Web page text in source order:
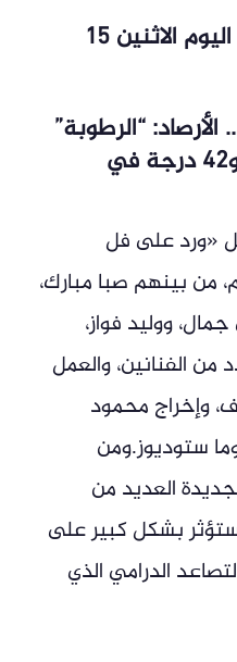
أسعار الحديد والأسمنت اليوم الاثنين 15
“الرطوبة”
ترفع الإحساس بالحرارة و42 درجة في
«ورد على فل
من بينهم صبا مبارك،
ووليد فواز،
الفنانين، والعمل
وإخراج محمود
ستوديوز.ومن
العديد من
ستؤثر بشكل كبير على
الدرامي الذي